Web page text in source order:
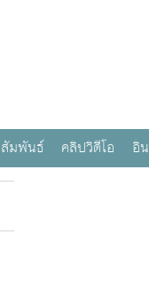
มพันธ์ คลิปวิดีโอ อิ